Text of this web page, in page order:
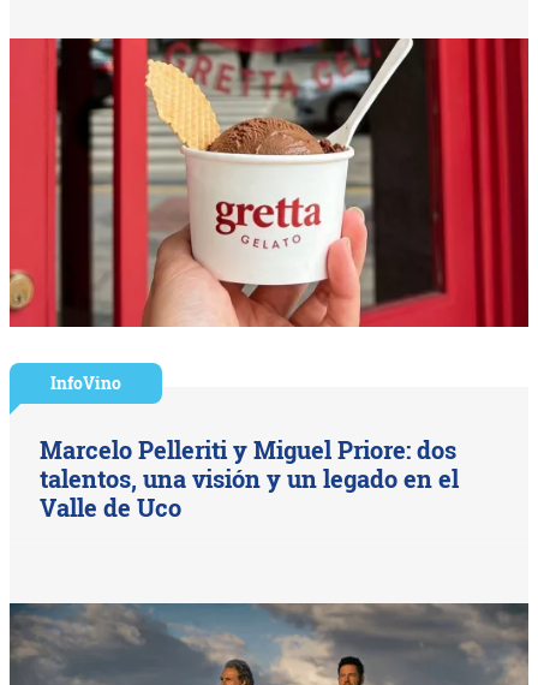
InfoVino
Marcelo Pelleriti y Miguel Priore: dos
talentos, una visión y un legado en el
Valle de Uco